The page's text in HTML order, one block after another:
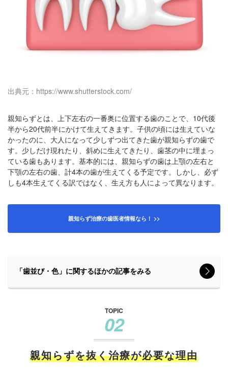
出典元：https://www.shutterstock.com/
親知らずとは、上下左右の一番奥に位置する歯のことで、10代後
半から20代前半にかけて生えてきます。子供の頃には生えていな
かったのに、大人になって少しずつ出てきた歯が親知らずの歯で
す。少しだけ現れたり、斜めに生えてきたり、歯茎の中に埋まっ
ている歯もあります。基本的には、親知らずの歯は上顎の左右と
下顎の左右の歯、計4本の歯が生えてくる予定です。しかし、必ず
しも4本生えてくる訳ではなく、生え方も人によって異なります。
親知らず治療の歯医者情報なら！ >>
「歯並び・色」に関するほかの記事をみる
TOPIC
02
親知らずを抜く治療が必要な理由